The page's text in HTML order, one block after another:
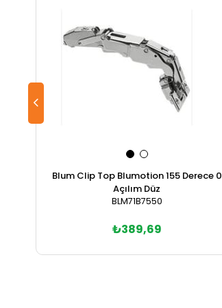
Blum Clip Top Blumotion 155 Derece 0
Açılım Düz
BLM71B7550
₺389,69